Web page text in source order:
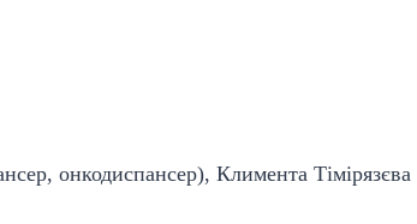
онкодиспансер), Климента Тімірязєва